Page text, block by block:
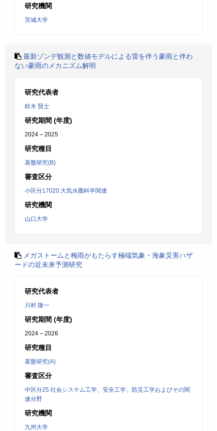
研究機関
茨城大学
最新ゾンデ観測と数値モデルによる雷を伴う豪雨と伴わ
ない豪雨のメカニズム解明
研究代表者
鈴木 賢士
研究期間 (年度)
2024 – 2025
研究種目
基盤研究(B)
審査区分
小区分17020:大気水圏科学関連
研究機関
山口大学
メガストームと梅雨がもたらす極端気象・海象災害ハザ
ードの近未来予測研究
研究代表者
川村 隆一
研究期間 (年度)
2024 – 2026
研究種目
基盤研究(A)
審査区分
中区分25:社会システム工学、安全工学、防災工学およびその関
連分野
研究機関
九州大学